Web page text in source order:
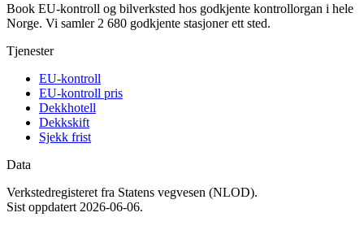
Book EU-kontroll og bilverksted hos godkjente kontrollorgan i hele
Norge. Vi samler 2 680 godkjente stasjoner ett sted.
Tjenester
EU-kontroll
EU-kontroll pris
Dekkhotell
Dekkskift
Sjekk frist
Data
Verkstedregisteret fra Statens vegvesen (NLOD).
Sist oppdatert 2026-06-06.